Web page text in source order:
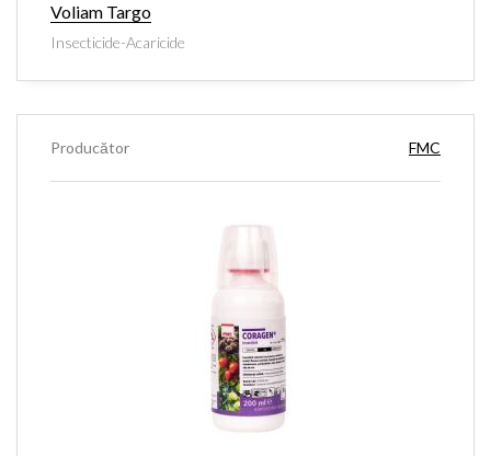
Voliam Targo
Insecticide-Acaricide
Producător FMC